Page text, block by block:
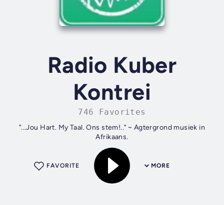
Radio Kuber
Kontrei
746 Favorites
"...Jou Hart. My Taal. Ons stem!.." ~ Agtergrond musiek in
Afrikaans.
MORE
FAVORITE